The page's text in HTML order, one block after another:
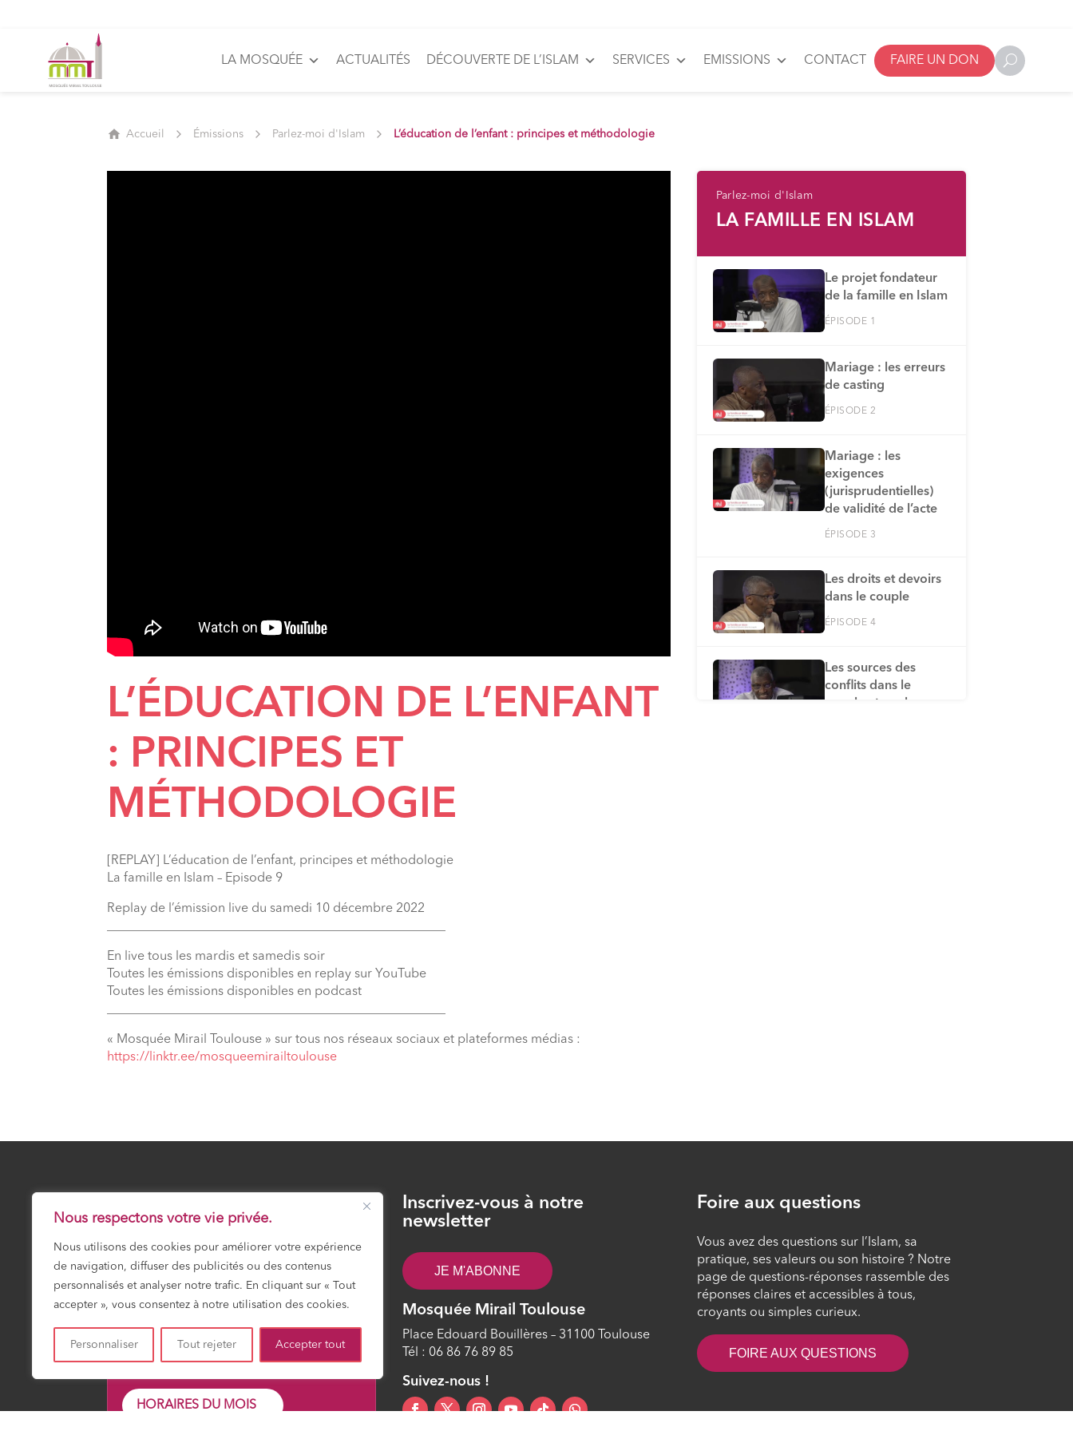
Nous respectons votre vie privée.
Nous utilisons des cookies pour améliorer votre expérience
de navigation, diffuser des publicités ou des contenus
personnalisés et analyser notre trafic. En cliquant sur « Tout
accepter », vous consentez à notre utilisation des cookies.
Personnaliser Tout rejeter Accepter tout
LA MOSQUÉE ACTUALITÉS DÉCOUVERTE DE L’ISLAM SERVICES EMISSIONS CONTACT FAIRE UN DON
Accueil Émissions Parlez-moi d'Islam L’éducation de l’enfant : principes et méthodologie
L’ÉDUCATION DE L’ENFANT
: PRINCIPES ET
MÉTHODOLOGIE
[REPLAY] L’éducation de l’enfant, principes et méthodologie
La famille en Islam – Episode 9
Replay de l’émission live du samedi 10 décembre 2022
En live tous les mardis et samedis soir
Toutes les émissions disponibles en replay sur YouTube
Toutes les émissions disponibles en podcast
« Mosquée Mirail Toulouse » sur tous nos réseaux sociaux et plateformes médias :
⁠https://linktr.ee/mosqueemirailtoulouse
Parlez-moi d'Islam
LA FAMILLE EN ISLAM
Le projet fondateur
de la famille en Islam
ÉPISODE 1
Mariage : les erreurs
de casting
ÉPISODE 2
Mariage : les
exigences
(jurisprudentielles)
de validité de l’acte
ÉPISODE 3
Les droits et devoirs
dans le couple
ÉPISODE 4
Les sources des
conflits dans le
couple et quelques
L’accompagnement
ÉPISODE 10
L’adolescence : la
construction d’une
ÉPISODE 11
monoparentale
23 Safar 1448 JEUDI 6 AOÛT 2026
Prochaine prière :Dhuhr
12:01
Shuruk
Dohr
Maghrib
Icha
HORAIRES DU MOIS
Inscrivez-vous à notre
newsletter
JE M'ABONNE
Mosquée Mirail Toulouse
Place Edouard Bouillères – 31100 Toulouse
Tél : 06 86 76 89 85
Suivez-nous !
Foire aux questions
Vous avez des questions sur l’Islam, sa
pratique, ses valeurs ou son histoire ? Notre
page de questions-réponses rassemble des
réponses claires et accessibles à tous,
croyants ou simples curieux.
FOIRE AUX QUESTIONS